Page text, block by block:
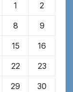
1 2
8 9
15 16
22 23
29 30